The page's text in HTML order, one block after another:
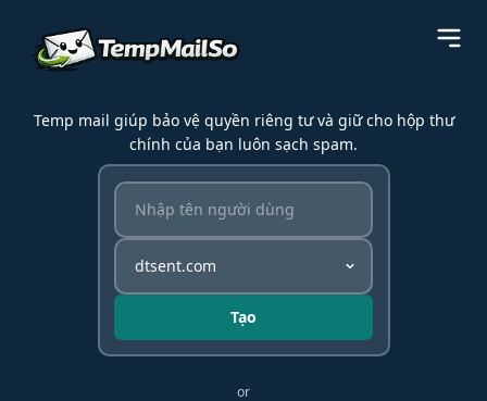
Temp mail giúp bảo vệ quyền riêng tư và giữ cho hộp thư
chính của bạn luôn sạch spam.
Tạo
or